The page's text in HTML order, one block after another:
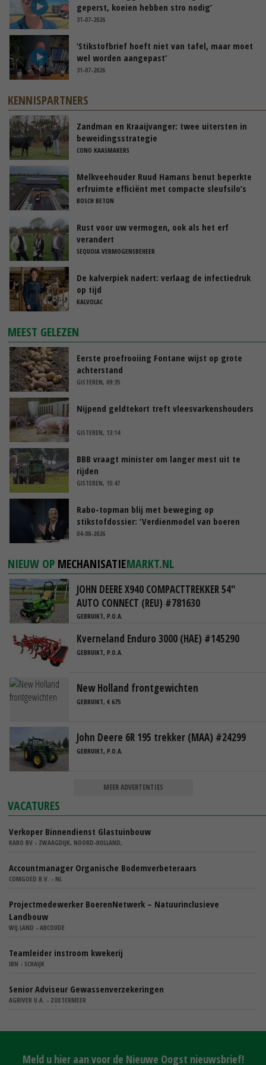
geperst, koeien hebben stro nodig’
31-07-2026
‘Stikstofbrief hoeft niet van tafel, maar moet
wel worden aangepast’
31-07-2026
KENNISPARTNERS
Zandman en Kraaijvanger: twee uitersten in
beweidingsstrategie
CONO KAASMAKERS
Melkveehouder Ruud Hamans benut beperkte
erfruimte efficiënt met compacte sleufsilo’s
BOSCH BETON
Rust voor uw vermogen, ook als het erf
verandert
SEQUOIA VERMOGENSBEHEER
De kalverpiek nadert: verlaag de infectiedruk
op tijd
KALVOLAC
MEEST GELEZEN
Eerste proefrooiing Fontane wijst op grote
achterstand
GISTEREN, 09:35
Nijpend geldtekort treft vleesvarkenshouders
GISTEREN, 13:14
BBB vraagt minister om langer mest uit te
rijden
GISTEREN, 15:47
Rabo-topman blij met beweging op
stikstofdossier: ‘Verdienmodel van boeren
blijft cruciaal’
04-08-2026
NIEUW OP MECHANISATIEMARKT.NL
JOHN DEERE X940 COMPACTTREKKER 54"
AUTO CONNECT (REU) #781630
GEBRUIKT, P.O.A.
Kverneland Enduro 3000 (HAE) #145290
GEBRUIKT, P.O.A.
New Holland frontgewichten
GEBRUIKT, € 675
John Deere 6R 195 trekker (MAA) #24299
GEBRUIKT, P.O.A.
MEER ADVERTENTIES
VACATURES
Verkoper Binnendienst Glastuinbouw
KARO BV - ZWAAGDIJK, NOORD-HOLLAND,
Accountmanager Organische Bodemverbeteraars
COMGOED B.V. - NL
Projectmedewerker BoerenNetwerk – Natuurinclusieve
Landbouw
WIJ.LAND - ABCOUDE
Teamleider instroom kwekerij
IBN - SCHAIJK
Senior Adviseur Gewassenverzekeringen
AGRIVER U.A. - ZOETERMEER
Meld u hier aan voor de Nieuwe Oogst nieuwsbrief!